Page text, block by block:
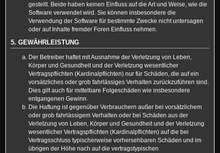
gestellt. Beide haben keinen Einfluss auf die Art und Weise, wie die
Software verwendet wird. Sie können insbesondere die
Verwendung der Software für bestimmte Zwecke nicht untersagen
oder auf Inhalte fremder Foren Einfluss nehmen.
5. GEWÄHRLEISTUNG
Der Betreiber haftet mit Ausnahme der Verletzung von Leben,
Körper und Gesundheit und der Verletzung wesentlicher
Vertragspflichten (Kardinalpflichten) nur für Schäden, die auf ein
vorsätzliches oder grob fahrlässiges Verhalten zurückzuführen sind.
Dies gilt auch für mittelbare Folgeschäden wie insbesondere
entgangenen Gewinn.
Die Haftung ist gegenüber Verbrauchern außer bei vorsätzlichem
oder grob fahrlässigem Verhalten oder bei Schäden aus der
Verletzung von Leben, Körper und Gesundheit und der Verletzung
wesentlicher Vertragspflichten (Kardinalpflichten) auf die bei
Vertragsschluss typischerweise vorhersehbaren Schäden und im
übrigen der Höhe nach auf die vertragstypischen